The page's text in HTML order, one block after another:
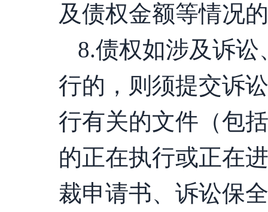
及债权金额等情况
8.债权如涉及诉
行的，则须提交诉
行有关的文件（包
的正在执行或正在
裁申请书、诉讼保